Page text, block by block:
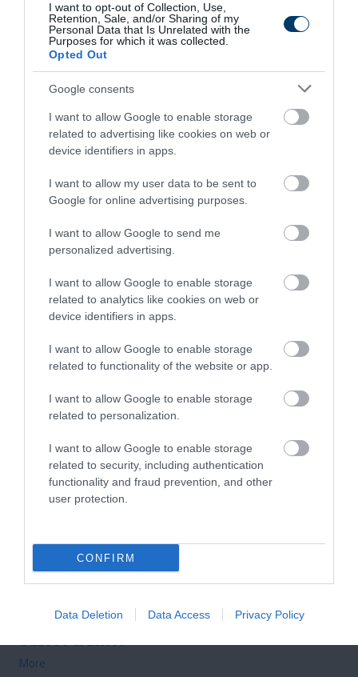
I want to opt-out of Collection, Use,
Retention, Sale, and/or Sharing of my
Personal Data that Is Unrelated with the
Purposes for which it was collected.
Opted Out
Google consents
I want to allow Google to enable storage
related to advertising like cookies on web or
device identifiers in apps.
I want to allow my user data to be sent to
Google for online advertising purposes.
I want to allow Google to send me
personalized advertising.
I want to allow Google to enable storage
related to analytics like cookies on web or
device identifiers in apps.
I want to allow Google to enable storage
related to functionality of the website or app.
I want to allow Google to enable storage
related to personalization.
I want to allow Google to enable storage
related to security, including authentication
functionality and fraud prevention, and other
user protection.
CONFIRM
Data Deletion Data Access Privacy Policy
452 70
2 h 47 min
This Simple Trick Removes All Parasites From
Your Body!
23 min
Stop Eating These 3 Foods That Are Known to
Cause Parasites
More